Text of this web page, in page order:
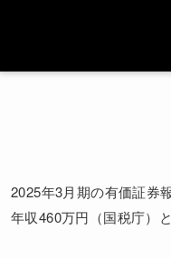
2025年3月期の有価証券
年収460万円（国税庁）